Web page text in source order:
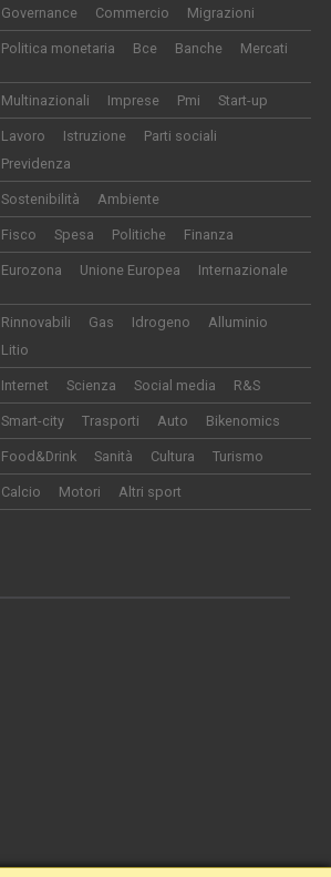
Governance Commercio Migrazioni
Politica monetaria Bce Banche Mercati
Multinazionali Imprese Pmi Start-up
Lavoro Istruzione
Parti sociali
Previdenza
Sostenibilità Ambiente
Fisco Spesa Politiche Finanza
Eurozona Unione Europea Internazionale
Rinnovabili Gas Idrogeno
Alluminio
Litio
Internet Scienza Social media R&S
Smart-city Trasporti Auto Bikenomics
Food&Drink Sanità Cultura Turismo
Calcio Motori Altri sport